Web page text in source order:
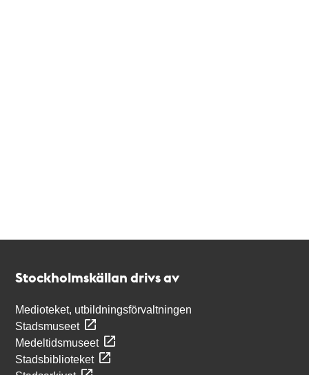
Stockholmskällan drivs av
Medioteket, utbildningsförvaltningen
Stadsmuseet
Medeltidsmuseet
Stadsbiblioteket